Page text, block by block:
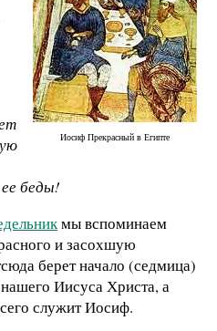
Иосиф Прекрасный в Египте
беды!
мы вспоминаем
и засохшую
берет начало (седмица)
Иисуса Христа, а
служит Иосиф.